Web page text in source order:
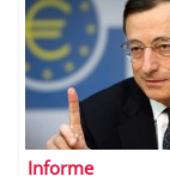
Informe